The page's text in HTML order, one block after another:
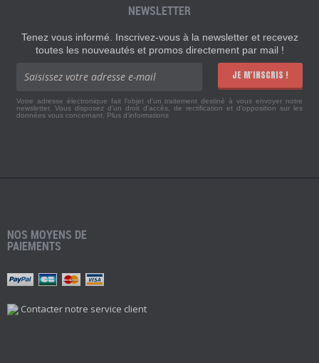
NEWSLETTER
Tenez vous informé. Inscrivez-vous à la newsletter et recevez
toutes les nouveautés et promos directement par mail !
JE M'INSCRIS !
Votre adresse électronique fait l'objet d'un traitement destiné à vous envoyer notre
newsletter. Vous disposez d'un droit d'accès, de rectification et d'opposition sur les
données vous concernant. Plus d'informations
NOS MOYENS DE
PAIEMENTS
Contacter notre service client